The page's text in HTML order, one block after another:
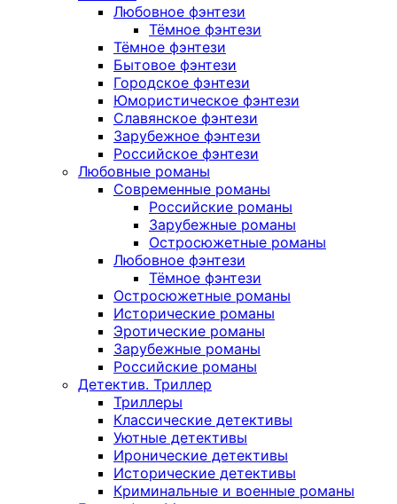
Любовное фэнтези
Тёмное фэнтези
Тёмное фэнтези
Бытовое фэнтези
Городское фэнтези
Юмористическое фэнтези
Славянское фэнтези
Зарубежное фэнтези
Российское фэнтези
Любовные романы
Современные романы
Российские романы
Зарубежные романы
Остросюжетные романы
Любовное фэнтези
Тёмное фэнтези
Остросюжетные романы
Исторические романы
Эротические романы
Зарубежные романы
Российские романы
Детектив. Триллер
Триллеры
Классические детективы
Уютные детективы
Иронические детективы
Исторические детективы
Криминальные и военные романы